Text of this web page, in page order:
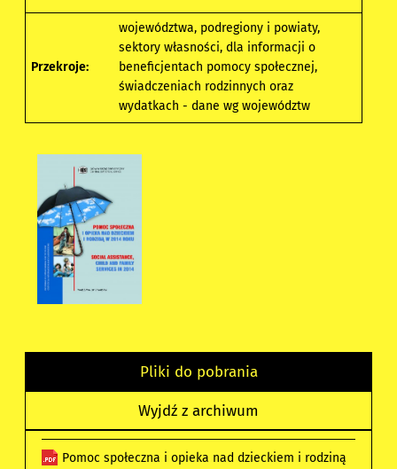
Przekroje:
województwa, podregiony i powiaty,
sektory własności, dla informacji o
beneficjentach pomocy społecznej,
świadczeniach rodzinnych oraz
wydatkach - dane wg województw
Pliki do pobrania
Wyjdź z archiwum
Pomoc społeczna i opieka nad dzieckiem i rodziną